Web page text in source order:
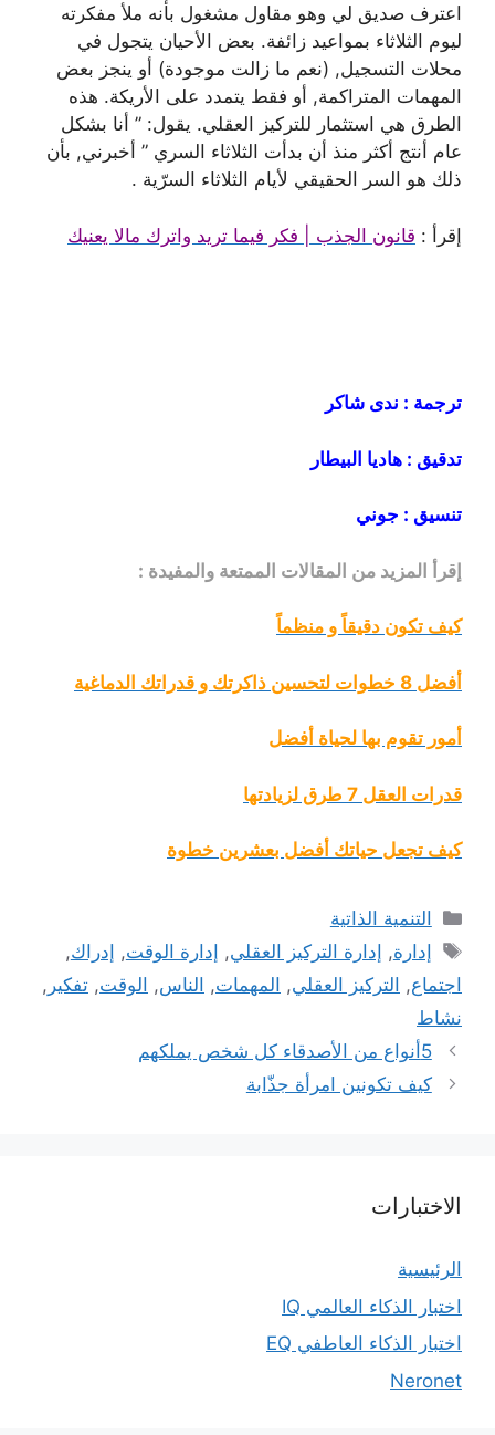
اعترف صديق لي وهو مقاول مشغول بأنه ملأ مفكرته
ليوم الثلاثاء بمواعيد زائفة. بعض الأحيان يتجول في
محلات التسجيل, (نعم ما زالت موجودة) أو ينجز بعض
المهمات المتراكمة, أو فقط يتمدد على الأريكة. هذه
الطرق هي استثمار للتركيز العقلي. يقول: ” أنا بشكل
عام أنتج أكثر منذ أن بدأت الثلاثاء السري ” أخبرني, بأن
ذلك هو السر الحقيقي لأيام الثلاثاء السرّية .
إقرأ : قانون الجذب | فكر فيما تريد واترك مالا يعنيك
ترجمة : ندى شاكر
تدقيق : هاديا البيطار
تنسيق : جوني
إقرأ المزيد من المقالات الممتعة والمفيدة :
كيف تكون دقيقاً و منظماً
أفضل 8 خطوات لتحسين ذاكرتك و قدراتك الدماغية
أمور تقوم بها لحياة أفضل
قدرات العقل 7 طرق لزيادتها
كيف تجعل حياتك أفضل بعشرين خطوة
التصنيفات
التنمية الذاتية
الوسوم
إدارة, إدارة التركيز العقلي, إدارة الوقت, إدراك,
اجتماع, التركيز العقلي, المهمات, الناس, الوقت, تفكير ,
نشاط
5أنواع من الأصدقاء كل شخص يملكهم
كيف تكونين امرأة جذّابة
الاختبارات
الرئيسية
اختبار الذكاء العالمي IQ
اختبار الذكاء العاطفي EQ
Neronet